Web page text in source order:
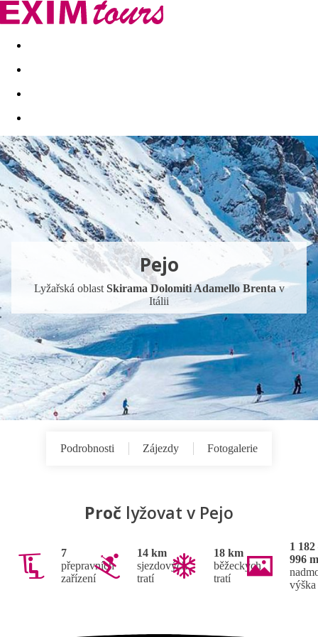
Akční nabídky Last minute
Pejo
Lyžařská oblastSkirama Dolomiti Adamello Brentav
Itálii
Podrobnosti Zájezdy Fotogalerie
Proč lyžovat v Pejo
7
přepravních
zařízení
14 km
sjezdových
tratí
18 km
běžeckých
tratí
1 182
996
výška